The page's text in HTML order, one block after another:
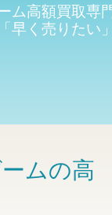
高額買取専
早く売りたい
ムの高